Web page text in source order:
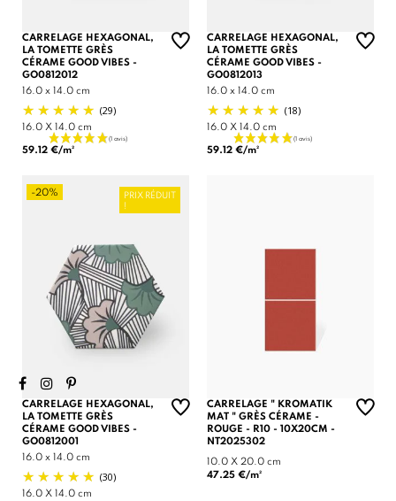
CARRELAGE HEXAGONAL,
LA TOMETTE GRÈS
CÉRAME GOOD VIBES -
GO0812012
16.0 x 14.0 cm
(29)
16.0 X 14.0 cm
59.12 €/m²
CARRELAGE HEXAGONAL,
LA TOMETTE GRÈS
CÉRAME GOOD VIBES -
GO0812013
16.0 x 14.0 cm
(18)
16.0 X 14.0 cm
59.12 €/m²
-20%
PRIX RÉDUIT
!
CARRELAGE HEXAGONAL,
LA TOMETTE GRÈS
CÉRAME GOOD VIBES -
GO0812001
16.0 x 14.0 cm
(30)
16.0 X 14.0 cm
CARRELAGE " KROMATIK
MAT " GRÈS CÉRAME -
ROUGE - R10 - 10X20CM -
NT2025302
10.0 X 20.0 cm
47.25 €/m²